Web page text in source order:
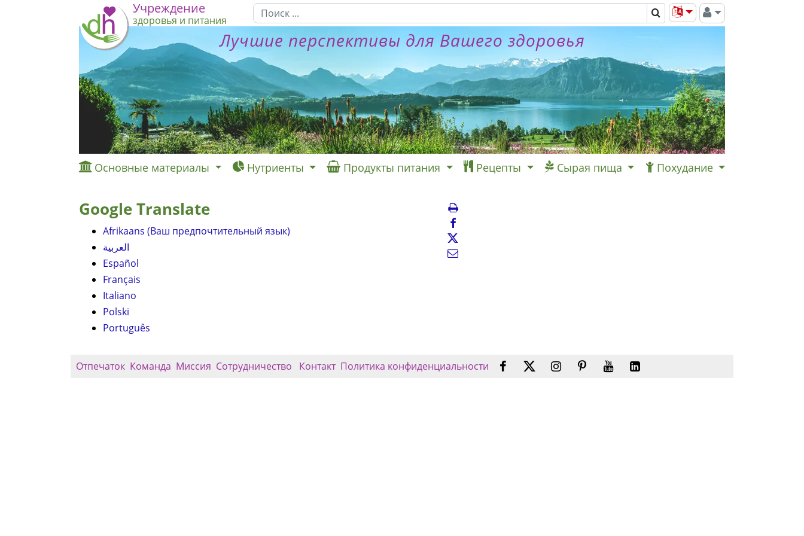
Учреждение
здоровья и питания
Лучшие перспективы для Вашего здоровья
Основные материалы Нутриенты Продукты питания Рецепты Сырая пища Похудание
Google Translate
Afrikaans (Ваш предпочтительный язык)
العربية
Español
Français
Italiano
Polski
Português
Отпечаток Команда Миссия Сотрудничество Контакт Политика конфиденциальности